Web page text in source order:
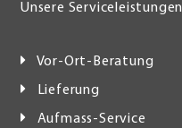
Unsere Serviceleistungen
Vor-Ort-Beratung
Lieferung
Aufmass-Service